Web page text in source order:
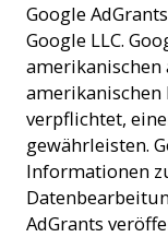
Google
Google LLC.
amerikanischen
amerikanischen
verpflichtet,
gewährleisten.
Informationen
AdGrants